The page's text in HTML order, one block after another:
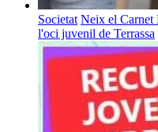
Societat Neix el Carnet
l'oci juvenil de Terrassa